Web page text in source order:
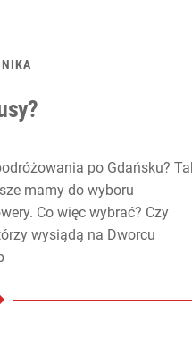
po Gdańsku?
mamy do wyboru
Co więc wybrać? Czy
wysiądą na Dworcu